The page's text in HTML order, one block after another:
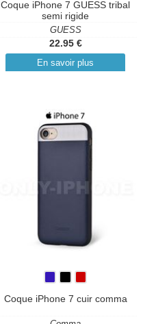
Coque iPhone 7 GUESS tribal
semi rigide
GUESS
22.95 €
En savoir plus
Coque iPhone 7 cuir comma